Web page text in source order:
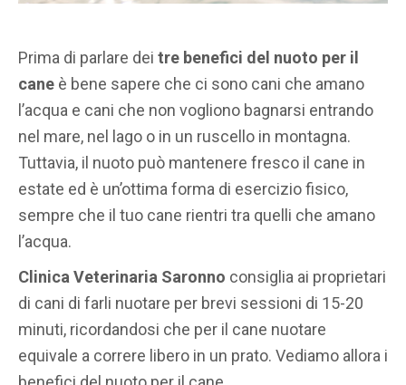
Prima di parlare dei tre benefici del nuoto per il
cane è bene sapere che ci sono cani che amano
l’acqua e cani che non vogliono bagnarsi entrando
nel mare, nel lago o in un ruscello in montagna.
Tuttavia, il nuoto può mantenere fresco il cane in
estate ed è un’ottima forma di esercizio fisico,
sempre che il tuo cane rientri tra quelli che amano
l’acqua.
Clinica Veterinaria Saronno consiglia ai proprietari
di cani di farli nuotare per brevi sessioni di 15-20
minuti, ricordandosi che per il cane nuotare
equivale a correre libero in un prato. Vediamo allora i